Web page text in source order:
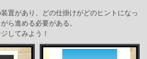
置があり、どの仕掛けがどのヒントになっ
ら進める必要がある。
してみよう！